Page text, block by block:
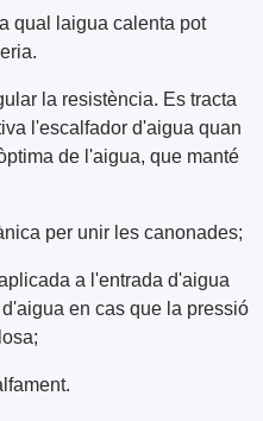
qual laigua calenta pot
la resistència. Es tracta
l'escalfador d'aigua quan
de l'aigua, que manté
per unir les canonades;
a l'entrada d'aigua
en cas que la pressió